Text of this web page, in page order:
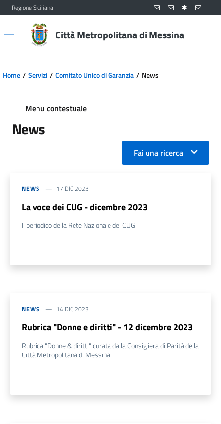
Vai al contenuto principale
Vai al menu principale
Regione Siciliana
Città Metropolitana di Messina
Home Servizi Comitato Unico di Garanzia News
Menu contestuale
News
Fai una ricerca
NEWS 17 DIC 2023
La voce dei CUG - dicembre 2023
Il periodico della Rete Nazionale dei CUG
NEWS 14 DIC 2023
Rubrica "Donne e diritti" - 12 dicembre 2023
Rubrica "Donne & diritti" curata dalla Consigliera di Parità della
Città Metropolitana di Messina